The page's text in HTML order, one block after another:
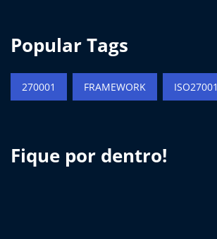
Popular Tags
270001 FRAMEWORK ISO27001
Fique por dentro!